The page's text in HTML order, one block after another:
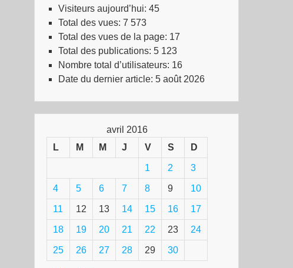
Visiteurs aujourd’hui: 45
Total des vues: 7 573
Total des vues de la page: 17
Total des publications: 5 123
Nombre total d’utilisateurs: 16
Date du dernier article: 5 août 2026
avril 2016
L
M M J V S D
1 2 3
4 5 6 7 8 9 10
11 12 13 14 15 16 17
18 19 20 21 22 23 24
25 26 27 28 29 30